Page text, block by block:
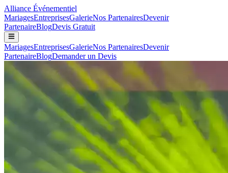
Alliance Événementiel
MariagesEntreprisesGalerieNos PartenairesDevenir
PartenaireBlogDevis Gratuit
MariagesEntreprisesGalerieNos PartenairesDevenir
PartenaireBlogDemander un Devis